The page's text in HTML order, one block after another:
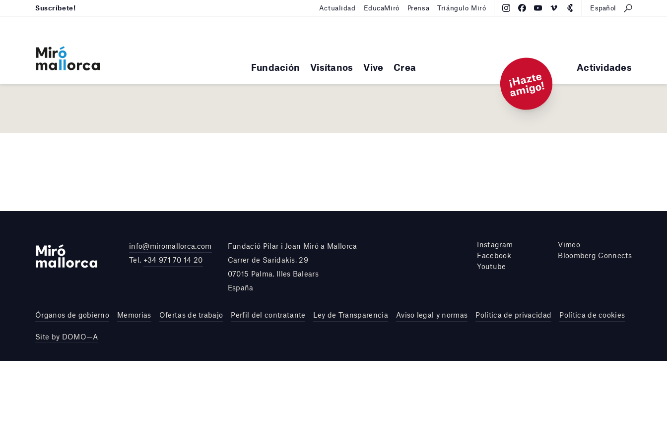
Fundación Visítanos Vive Crea Actividades
Suscríbete! Actualidad EducaMiró Prensa Triángulo Miró Español
¡
H
a
zt
e
a
mi
g
o!
info@miromallorca.com
Tel. +34 971 70 14 20
Fundació Pilar i Joan Miró a Mallorca
Carrer de Saridakis, 29
07015 Palma, Illes Balears
España
Instagram
Facebook
Youtube
Vimeo
Bloomberg Connects
Órganos de gobierno Memorias Ofertas de trabajo Perfil del contratante Ley de Transparencia Aviso legal y normas Política de privacidad Política de cookies
Site by DOMO—A